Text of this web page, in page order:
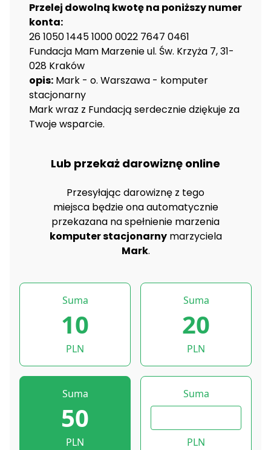
Przelej dowolną kwotę na poniższy numer
konta:
26 1050 1445 1000 0022 7647 0461
Fundacja Mam Marzenie ul. Św. Krzyża 7, 31-
028 Kraków
opis: Mark - o. Warszawa - komputer
stacjonarny
Mark wraz z Fundacją serdecznie dziękuje za
Twoje wsparcie.
Lub przekaż darowiznę online
Przesyłając darowiznę z tego
miejsca będzie ona automatycznie
przekazana na spełnienie marzenia
komputer stacjonarnymarzyciela
Mark.
Suma
10
PLN
Suma
20
PLN
Suma
50
PLN
Suma
PLN